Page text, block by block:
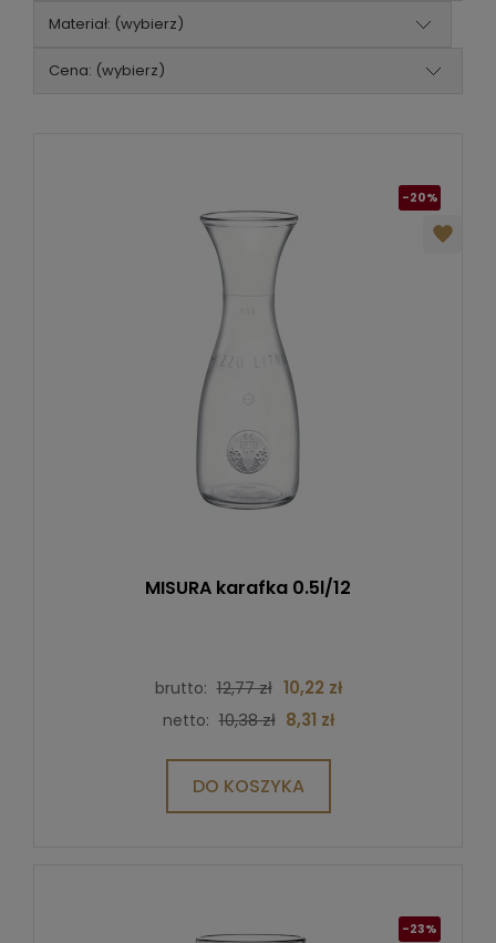
Materiał: (wybierz)
Cena: (wybierz)
-20%
MISURA karafka 0.5l/12
brutto: 12,77 zł 10,22 zł
netto: 10,38 zł 8,31 zł
DO KOSZYKA
-23%